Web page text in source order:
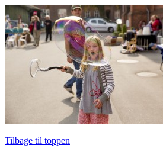
Tilbage til toppen